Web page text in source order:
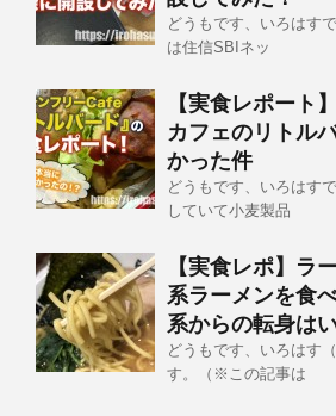
どうもです、いろはす
は住信SBIネッ
【実食レポート
カフェのリトル
かった件
どうもです、いろはす
していて小麦製品
【実食レポ】ラ
系ラーメンを食
系からの転身は
どうもです、いろはす
す。（※この記事は